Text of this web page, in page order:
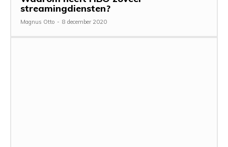
streamingdiensten?
Magnus Otto - 8 december 2020